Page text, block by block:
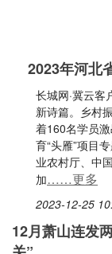
2023年河北
长城网·冀云客
新诗篇。乡村
着160名学员
育“头雁”项目
业农村厅、中
加……更多
2023-12-25
12月萧山连发